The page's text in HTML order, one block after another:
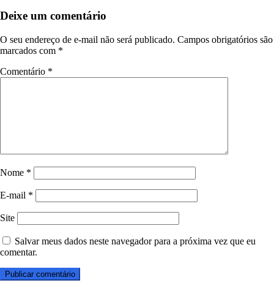
Deixe um comentário
O seu endereço de e-mail não será publicado. Campos obrigatórios são
marcados com *
Comentário *
Nome *
E-mail *
Site
Salvar meus dados neste navegador para a próxima vez que eu
comentar.